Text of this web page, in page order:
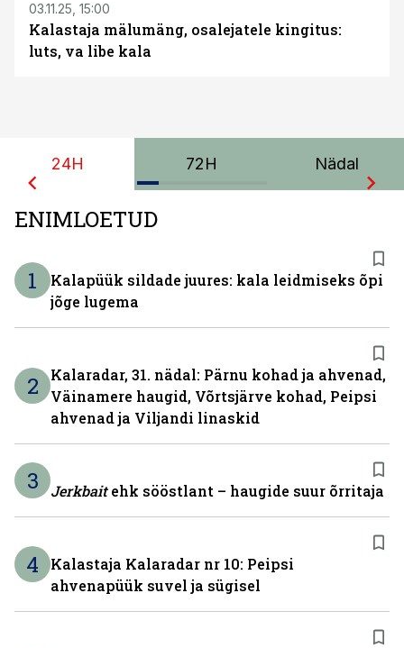
03.11.25, 15:00
Kalastaja mälumäng, osalejatele kingitus:
luts, va libe kala
24H 72H Nädal
ENIMLOETUD
1
Kalapüük sildade juures: kala leidmiseks õpi
jõge lugema
2
Kalaradar, 31. nädal: Pärnu kohad ja ahvenad,
Väinamere haugid, Võrtsjärve kohad, Peipsi
ahvenad ja Viljandi linaskid
3 Jerkbaitehk sööstlant – haugide suur õrritaja
4
Kalastaja Kalaradar nr 10: Peipsi
ahvenapüük suvel ja sügisel